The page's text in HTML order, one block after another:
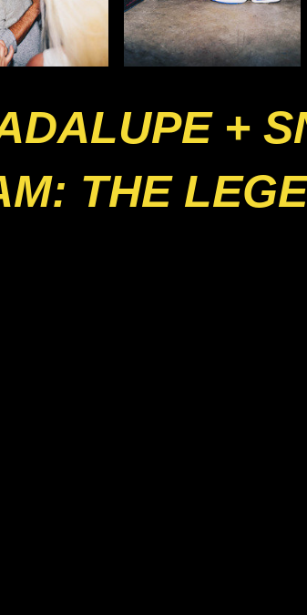
+
THE